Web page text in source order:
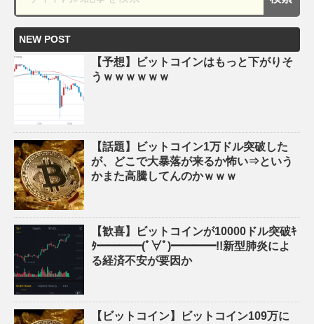
NEW POST
【予想】ビットコインはもっと下がりそ
うｗｗｗｗｗｗ
【話題】ビットコイン1万ドル突破した
が、どこで大暴落が来るか怖い⇒という
かまた高騰してんのかｗｗｗ
【歓喜】ビットコインが10000ドル突破ｷ
ﾀ━━━━(ﾟ∀ﾟ)━━━━!!新型肺炎によ
る経済不安が要因か
【ビットコイン】ビットコイン109万に